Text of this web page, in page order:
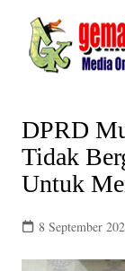
content
DPRD
Tidak
Untuk
8 September